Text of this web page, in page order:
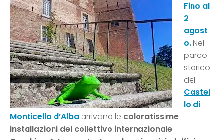
Fino al
2
agost
o.Nel
parco
storico
del
Castel
lo di
Monticello d’Alba arrivano le coloratissime
installazioni del collettivo internazionale